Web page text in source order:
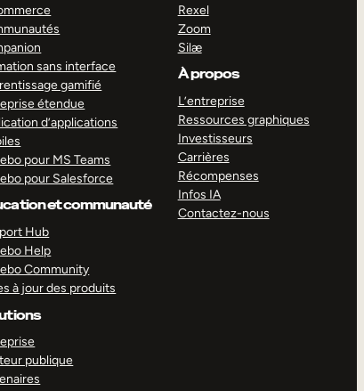
sans interface
gamifié
étendue
d’applications
pour MS Teams
pour Salesforce
et communauté
Hub
Help
Community
à jour des produits
publique
Rexel
Zoom
Silæ
À propos
L’entreprise
Ressources graphiques
Investisseurs
Carrières
Récompenses
Infos IA
Contactez-nous